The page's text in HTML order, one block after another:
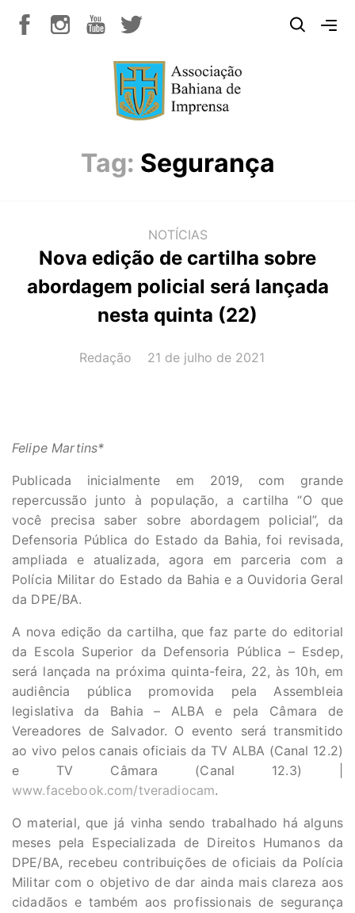
Tag: Segurança
NOTÍCIAS
Nova edição de cartilha sobre
abordagem policial será lançada
nesta quinta (22)
AUTOR(A):
Redação DATA:
21 de julho de 2021
Felipe Martins*
Publicada inicialmente em 2019, com grande
repercussão junto à população, a cartilha “O que
você precisa saber sobre abordagem policial”, da
Defensoria Pública do Estado da Bahia, foi revisada,
ampliada e atualizada, agora em parceria com a
Polícia Militar do Estado da Bahia e a Ouvidoria Geral
da DPE/BA.
A nova edição da cartilha, que faz parte do editorial
da Escola Superior da Defensoria Pública – Esdep,
será lançada na próxima quinta-feira, 22, às 10h, em
audiência pública promovida pela Assembleia
legislativa da Bahia – ALBA e pela Câmara de
Vereadores de Salvador. O evento será transmitido
ao vivo pelos canais oficiais da TV ALBA (Canal 12.2)
e TV Câmara (Canal 12.3) |
www.facebook.com/tveradiocam.
O material, que já vinha sendo trabalhado há alguns
meses pela Especializada de Direitos Humanos da
DPE/BA, recebeu contribuições de oficiais da Polícia
Militar com o objetivo de dar ainda mais clareza aos
cidadãos e também aos profissionais de segurança